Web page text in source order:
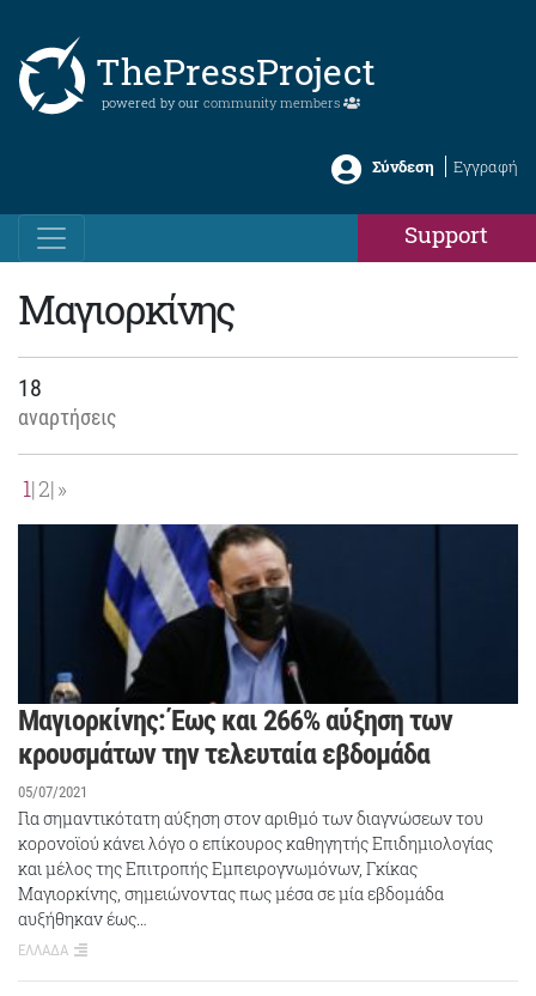
ThePressProject
powered by our community members
Σύνδεση Εγγραφή
Support
Μαγιορκίνης
18
αναρτήσεις
1 2 »
Μαγιορκίνης: Έως και 266% αύξηση των
κρουσμάτων την τελευταία εβδομάδα
05/07/2021
Για σημαντικότατη αύξηση στον αριθμό των διαγνώσεων του
κορονοϊού κάνει λόγο ο επίκουρος καθηγητής Επιδημιολογίας
και μέλος της Επιτροπής Εμπειρογνωμόνων, Γκίκας
Μαγιορκίνης, σημειώνοντας πως μέσα σε μία εβδομάδα
αυξήθηκαν έως…
ΕΛΛΑΔΑ